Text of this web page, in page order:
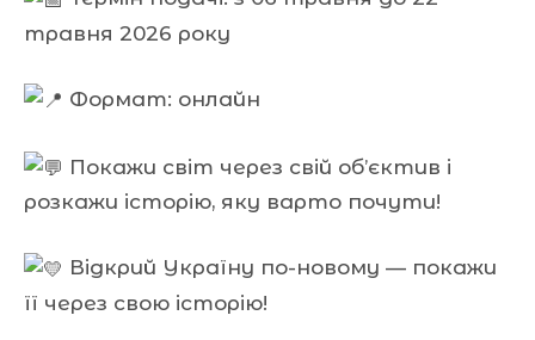
травня 2026 року
Формат: онлайн
Покажи світ через свій об’єктив і
розкажи історію, яку варто почути!
Відкрий Україну по-новому — покажи
її через свою історію!